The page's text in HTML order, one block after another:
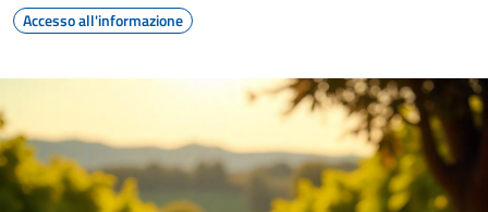
Accesso all'informazione